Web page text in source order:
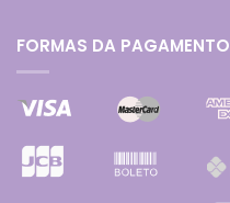
FORMAS DA PAGAMENTO